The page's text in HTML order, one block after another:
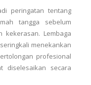
peringatan tentang
tangga sebelum
kekerasan. Lembaga
menekankan
profesional
diselesaikan secara